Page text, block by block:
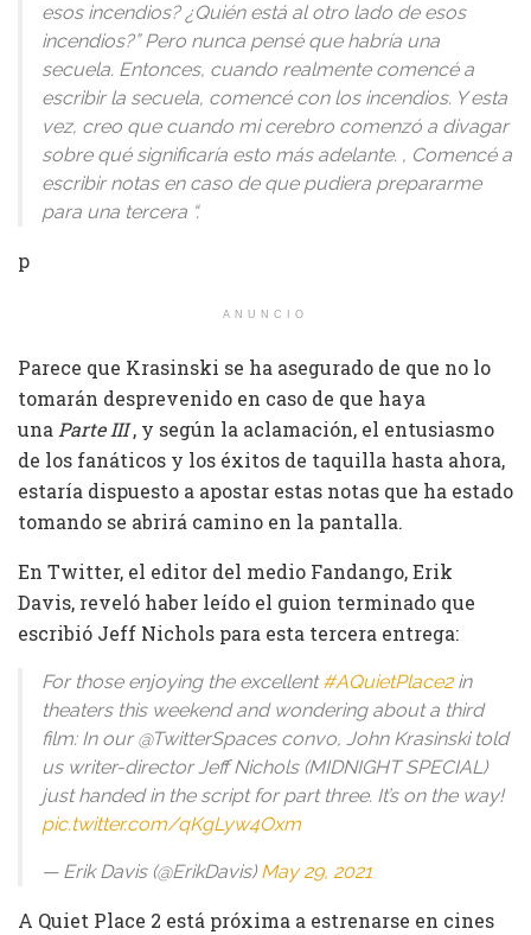
esos incendios? ¿Quién está al otro lado de esos
incendios?” Pero nunca pensé que habría una
secuela. Entonces, cuando realmente comencé a
escribir la secuela, comencé con los incendios. Y esta
vez, creo que cuando mi cerebro comenzó a divagar
sobre qué significaría esto más adelante. , Comencé a
escribir notas en caso de que pudiera prepararme
para una tercera “.
p
ANUNCIO
Parece que Krasinski se ha asegurado de que no lo
tomarán desprevenido en caso de que haya
unaParte III, y según la aclamación, el entusiasmo
de los fanáticos y los éxitos de taquilla hasta ahora,
estaría dispuesto a apostar estas notas que ha estado
tomando se abrirá camino en la pantalla.
En Twitter, el editor del medio Fandango, Erik
Davis, reveló haber leído el guion terminado que
escribió Jeff Nichols para esta tercera entrega:
For those enjoying the excellent#AQuietPlace2in
theaters this weekend and wondering about a third
film: In our @TwitterSpaces convo, John Krasinski told
us writer-director Jeff Nichols (MIDNIGHT SPECIAL)
just handed in the script for part three. It’s on the way!
pic.twitter.com/qKgLyw4Oxm
— Erik Davis (@ErikDavis)May 29, 2021
A Quiet Place 2 está próxima a estrenarse en cines